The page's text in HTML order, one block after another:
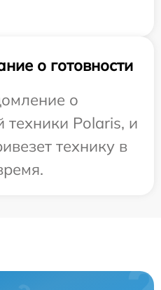
о готовности
о
техники Polaris, и
технику в